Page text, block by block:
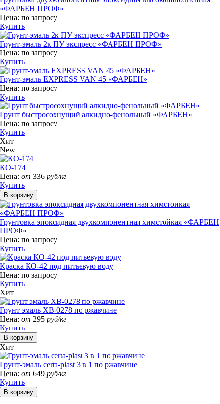
«ФАРБЕН ПРОФ»
Цена: по запросу
Купить
Грунт-эмаль 2к ПУ экспресс «ФАРБЕН ПРОФ»
Цена: по запросу
Купить
Грунт-эмаль EXPRESS VAN 45 «ФАРБЕН»
Цена: по запросу
Купить
Грунт быстросохнущий алкидно-фенольный «ФАРБЕН»
Цена: по запросу
Купить
Хит
New
КО-174
Цена: от 336 руб/кг
Купить
Грунтовка эпоксидная двухкомпонентная химстойкая «ФАРБЕН
ПРОФ»
Цена: по запросу
Купить
Краска КО-42 под питьевую воду
Цена: по запросу
Купить
Хит
Грунт эмаль ХВ-0278 по ржавчине
Цена: от 295 руб/кг
Купить
Хит
Грунт-эмаль certa-plast 3 в 1 по ржавчине
Цена: от 649 руб/кг
Купить